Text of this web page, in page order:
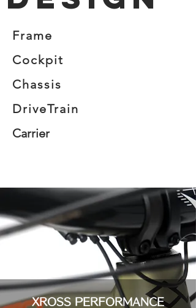
Frame
Cockpit
Chassis
DriveTrain
Carrier
XROSS PERFORMANCE